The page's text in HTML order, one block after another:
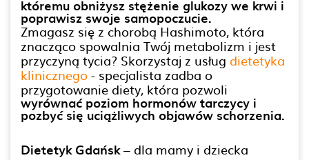
któremu obniżysz stężenie glukozy we krwi i
poprawisz swoje samopoczucie.
Zmagasz się z chorobą Hashimoto, która
znacząco spowalnia Twój metabolizm i jest
przyczyną tycia? Skorzystaj z usług dietetyka
klinicznego- specjalista zadba o
przygotowanie diety, która pozwoli
wyrównać poziom hormonów tarczycy i
pozbyć się uciążliwych objawów schorzenia.
Dietetyk Gdańsk– dla mamy i dziecka